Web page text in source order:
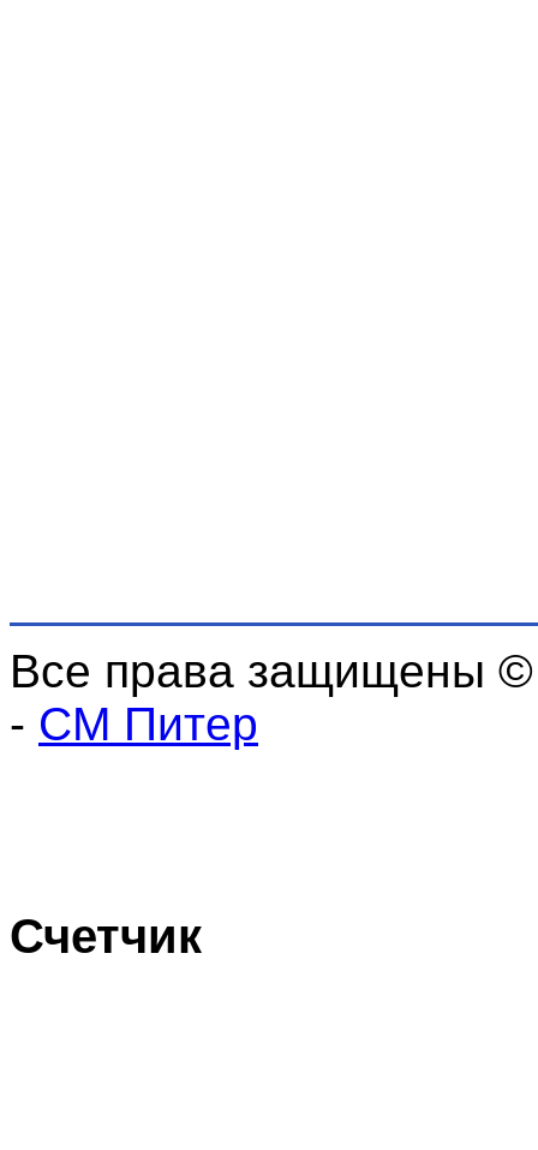
Все права защищены
- СМ Питер
Счетчик